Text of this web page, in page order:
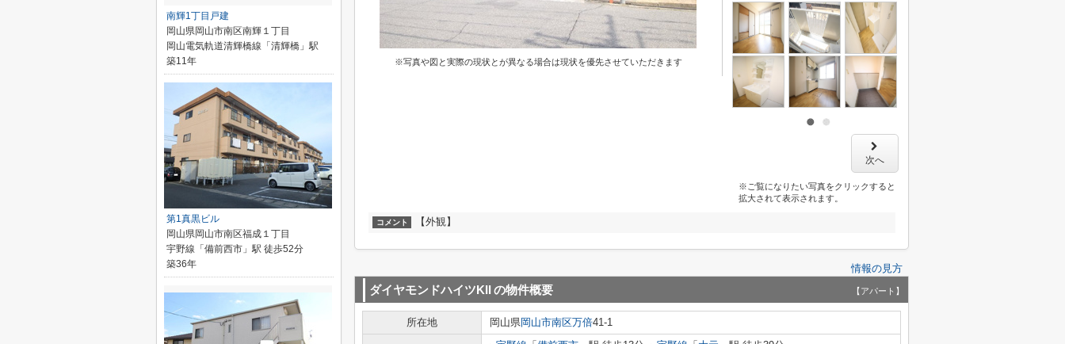
※写真や図と実際の現状とが異なる場合は現状を優先させていただきます
次へ
※ご覧になりたい写真をクリックすると
拡大されて表示されます。
コメント 【外観】
情報の見方
ダイヤモンドハイツKII の物件概要 【アパート】
所在地 岡山県岡山市南区万倍41-1
南輝1丁目戸建
岡山県岡山市南区南輝１丁目
岡山電気軌道清輝橋線「清輝橋」駅
築11年
第1真黒ビル
岡山県岡山市南区福成１丁目
宇野線「備前西市」駅 徒歩52分
築36年